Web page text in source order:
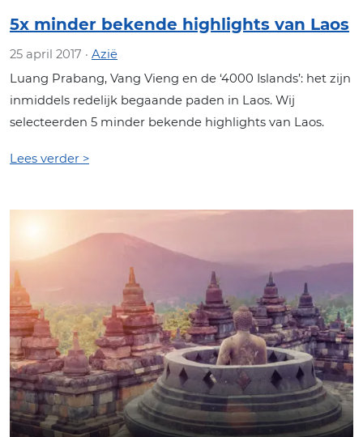
5x minder bekende highlights van Laos
25 april 2017 · Azië
Luang Prabang, Vang Vieng en de ‘4000 Islands’: het zijn
inmiddels redelijk begaande paden in Laos. Wij
selecteerden 5 minder bekende highlights van Laos.
Lees verder >